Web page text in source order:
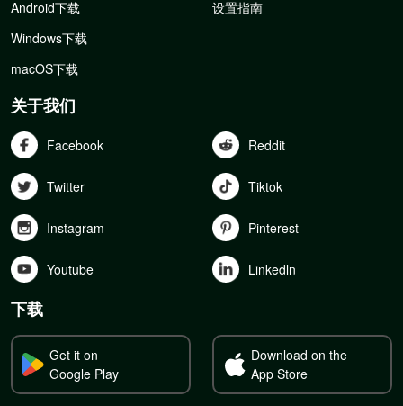
Android下载
Windows下载
macOS下载
设置指南
关于我们
Facebook Reddit
Twitter Tiktok
Instagram Pinterest
Youtube Linkedln
下载
Get it on
Google Play
Download on the
App Store